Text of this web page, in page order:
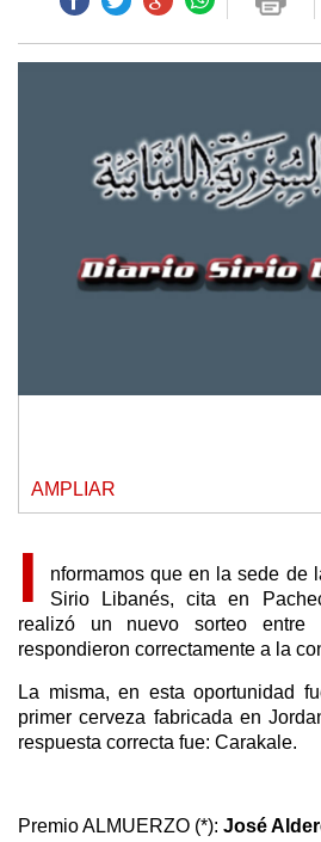
AMPLIAR
I
nformamos que en la sede de
Sirio Libanés, cita en
realizó un nuevo sorteo entre
respondieron correctamente a la
La misma, en esta oportunidad
primer cerveza fabricada en
respuesta correcta fue: Carakale.
Premio ALMUERZO (*): José